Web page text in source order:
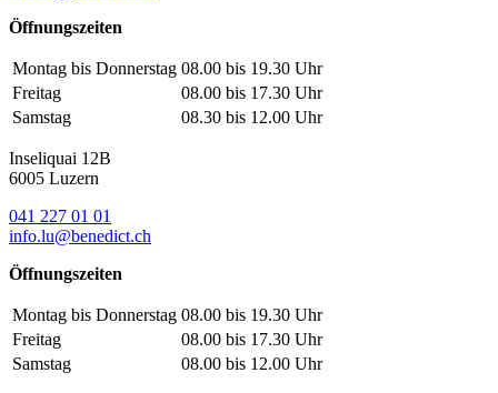
Öffnungszeiten
Montag bis Donnerstag 08.00 bis 19.30 Uhr
Freitag
08.00 bis 17.30 Uhr
Samstag
08.30 bis 12.00 Uhr
Inseliquai 12B
6005 Luzern
041 227 01 01
info.lu@benedict.ch
Öffnungszeiten
Montag bis Donnerstag 08.00 bis 19.30 Uhr
Freitag
08.00 bis 17.30 Uhr
Samstag
08.00 bis 12.00 Uhr